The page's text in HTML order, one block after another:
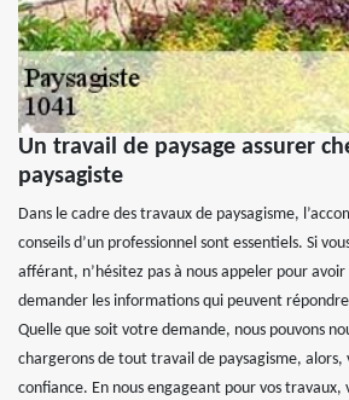
Un travail de paysage assurer
paysagiste
Dans le cadre des travaux de paysagisme,
conseils d’un professionnel sont essentiels. Si
afférant, n’hésitez pas à nous appeler pour avoir
demander les informations qui peuvent
Quelle que soit votre demande, nous pouvons
chargerons de tout travail de paysagisme, alors,
confiance. En nous engageant pour vos travaux,